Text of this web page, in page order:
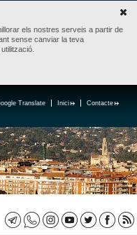
els nostres serveis a partir de
sense canviar la teva
Contacte
Inici
Translate